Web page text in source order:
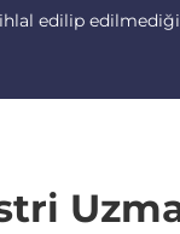
ihlal edilip